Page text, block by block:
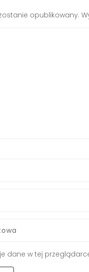
opublikowany.
dane w tej